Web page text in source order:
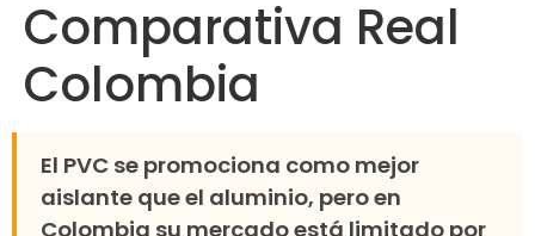
Comparativa Real
Colombia
El PVC se promociona como mejor
aislante que el aluminio, pero en
Colombia su mercado está limitado por